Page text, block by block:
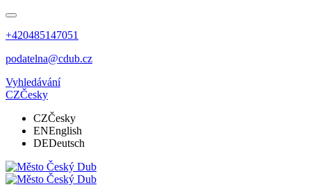
+420485147051
podatelna@cdub.cz
Vyhledávání
CZČesky
CZČesky
ENEnglish
DEDeutsch